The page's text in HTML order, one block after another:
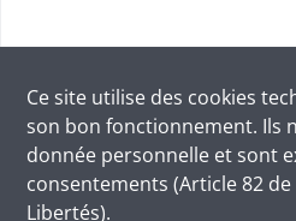
Ce site utilise des cookies
son bon fonctionnement. Ils
donnée personnelle et sont
consentements (Article 82
Libertés).